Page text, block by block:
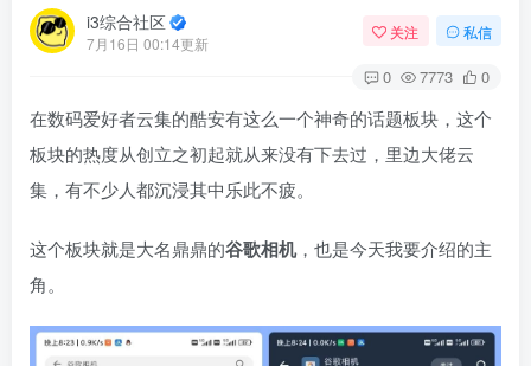
i3综合社区
7月16日 00:14更新
关注 私信
0 7773 0
在数码爱好者云集的酷安有这么一个神奇的话题板块，这个
板块的热度从创立之初起就从来没有下去过，里边大佬云
集，有不少人都沉浸其中乐此不疲。
这个板块就是大名鼎鼎的谷歌相机，也是今天我要介绍的主
角。